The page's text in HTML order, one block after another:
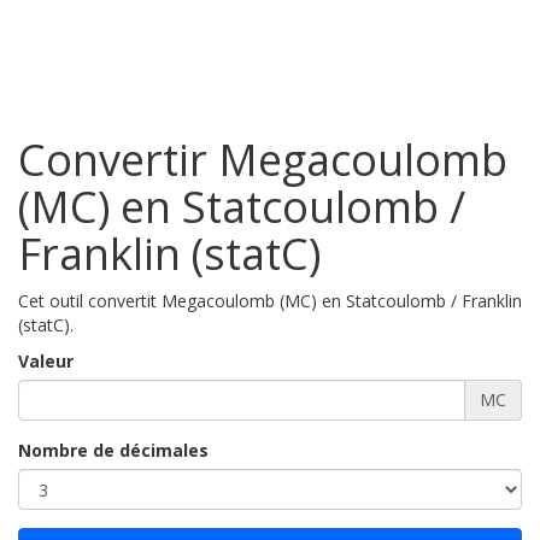
Convertir Megacoulomb
(MC) en Statcoulomb /
Franklin (statC)
Cet outil convertit Megacoulomb (MC) en Statcoulomb / Franklin
(statC).
Valeur
MC
Nombre de décimales